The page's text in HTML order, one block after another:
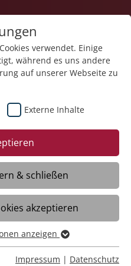
Teilhabe und Familie
wie
Soziales
kommenden
unserer
Inklusion geht
verwendet. Einige
während es uns andere
auf unserer Webseite zu
Externe Inhalte
& schließen
akzeptieren
grundlegende Funktionen
anzeigen
Impressum | Datenschutz